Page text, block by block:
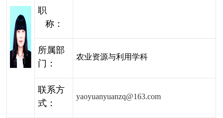
职
称：
所属部
门：
农业资源与利用学科
联系方
式：
yaoyuanyuanzq@163.com